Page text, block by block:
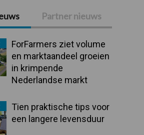
Partner nieuws
ForFarmers ziet volume
en marktaandeel groeien
in krimpende
Nederlandse markt
Tien praktische tips voor
een langere levensduur